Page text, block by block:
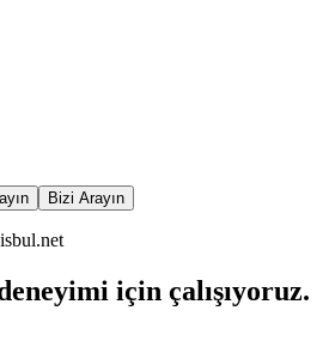
Bizi Arayın
isbul.net
için çalışıyoruz.